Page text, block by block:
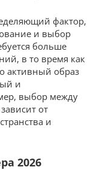
фактор,
и выбор
больше
в то время как
активный образ
и
выбор между
от
и
2026